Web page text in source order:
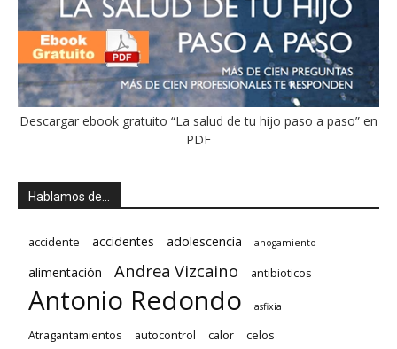
Descargar ebook gratuito “La salud de tu hijo paso a paso” en
PDF
Hablamos de…
accidente accidentes adolescencia ahogamiento
alimentación Andrea Vizcaino antibioticos
Antonio Redondo asfixia
Atragantamientos autocontrol calor celos